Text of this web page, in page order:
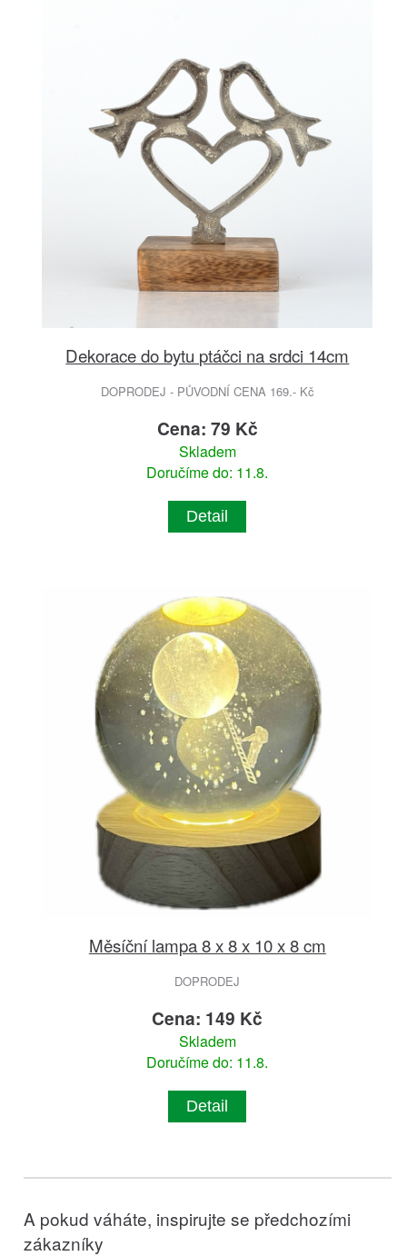
Dekorace do bytu ptáčci na srdci 14cm
DOPRODEJ - PŮVODNÍ CENA 169.- Kč
Cena: 79 Kč
Skladem
Doručíme do: 11.8.
Detail
Měsíční lampa 8 x 8 x 10 x 8 cm
DOPRODEJ
Cena: 149 Kč
Skladem
Doručíme do: 11.8.
Detail
A pokud váháte, inspirujte se předchozími
zákazníky